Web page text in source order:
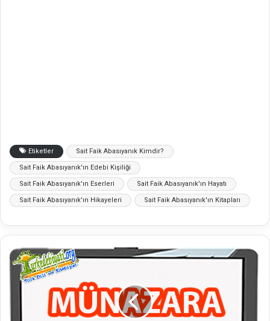
Etiketler Sait Faik Abasıyanık Kimdir?
Sait Faik Abasıyanık'ın Edebi Kişiliği
Sait Faik Abasıyanık'ın Eserleri Sait Faik Abasıyanık'ın Hayatı
Sait Faik Abasıyanık'ın Hikayeleri Sait Faik Abasıyanık'ın Kitapları
M
ü